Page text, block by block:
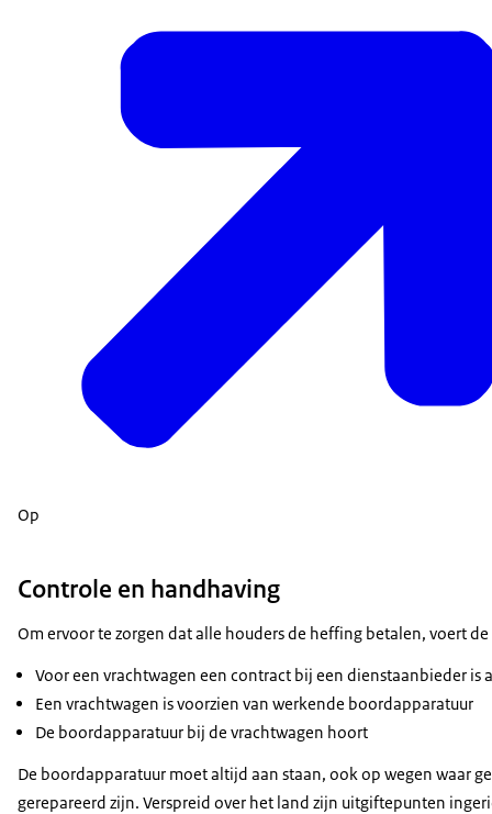
Op
Controle en handhaving
Om ervoor te zorgen dat alle houders de heffing betalen, voert
Voor een vrachtwagen een contract bij een dienstaanbieder is
Een vrachtwagen is voorzien van werkende boordapparatuur
De boordapparatuur bij de vrachtwagen hoort
De boordapparatuur moet altijd aan staan, ook op wegen waar
gerepareerd zijn. Verspreid over het land zijn uitgiftepunten